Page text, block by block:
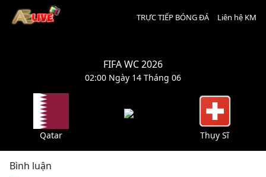
TRỰC TIẾP BÓNG ĐÁ Liên hệ KM
FIFA WC 2026
02:00 Ngày 14 Tháng 06
Qatar Thụy Sĩ
Bình luận